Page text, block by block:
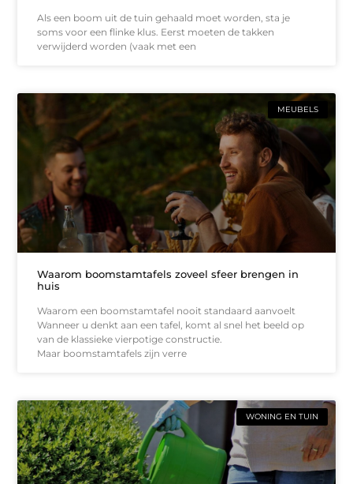
Als een boom uit de tuin gehaald moet worden, sta je
soms voor een flinke klus. Eerst moeten de takken
verwijderd worden (vaak met een
MEUBELS
Waarom boomstamtafels zoveel sfeer brengen in
huis
Waarom een boomstamtafel nooit standaard aanvoelt
Wanneer u denkt aan een tafel, komt al snel het beeld op
van de klassieke vierpotige constructie.
Maar boomstamtafels zijn verre
WONING EN TUIN